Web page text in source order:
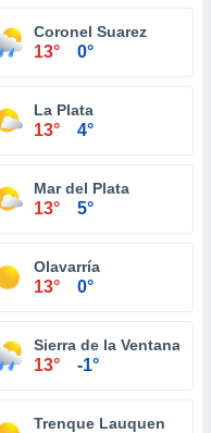
Coronel Suarez
13° 0°
La Plata
13° 4°
Mar del Plata
13° 5°
Olavarría
13° 0°
Sierra de la Ventana
13° -1°
Trenque Lauquen